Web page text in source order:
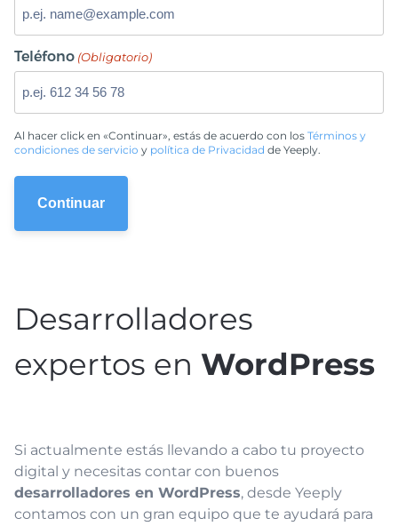
Desarrolladores
expertos en WordPress
Si actualmente estás llevando a cabo tu proyecto
digital y necesitas contar con buenos
desarrolladores en WordPress, desde Yeeply
contamos con un gran equipo que te ayudará para
Teléfono (Obligatorio)
Al hacer click en «Continuar», estás de acuerdo con los Términos y
condiciones de servicio y política de Privacidad de Yeeply.